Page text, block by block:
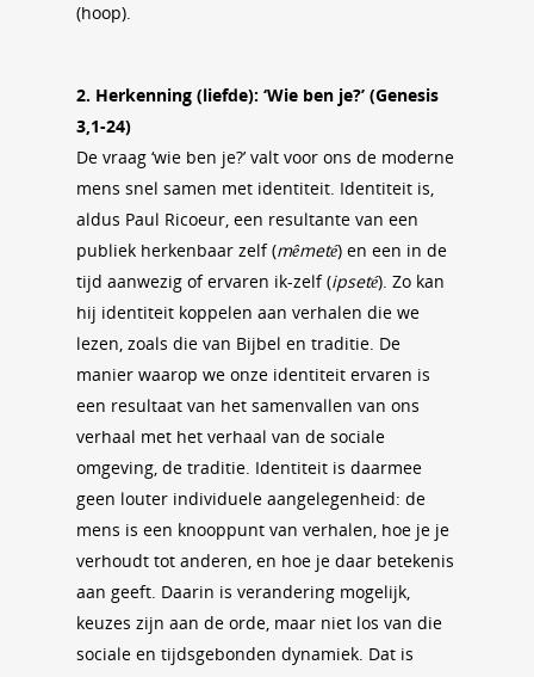
(hoop).
2. Herkenning (liefde): ‘Wie ben je?’ (Genesis
3,1-24)
De vraag ‘wie ben je?’ valt voor ons de moderne
mens snel samen met identiteit. Identiteit is,
aldus Paul Ricoeur, een resultante van een
publiek herkenbaar zelf (mêmeté) en een in de
tijd aanwezig of ervaren ik-zelf (ipseté). Zo kan
hij identiteit koppelen aan verhalen die we
lezen, zoals die van Bijbel en traditie. De
manier waarop we onze identiteit ervaren is
een resultaat van het samenvallen van ons
verhaal met het verhaal van de sociale
omgeving, de traditie. Identiteit is daarmee
geen louter individuele aangelegenheid: de
mens is een knooppunt van verhalen, hoe je je
verhoudt tot anderen, en hoe je daar betekenis
aan geeft. Daarin is verandering mogelijk,
keuzes zijn aan de orde, maar niet los van die
sociale en tijdsgebonden dynamiek. Dat is